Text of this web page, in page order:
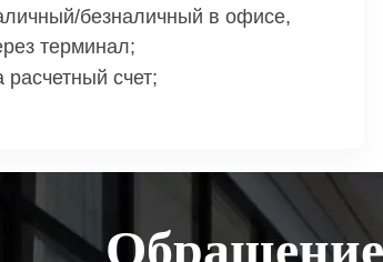
безналичный в офисе,
терминал;
расчетный счет;